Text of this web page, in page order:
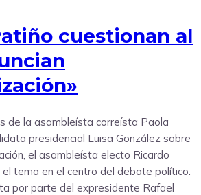
cuestionan al
de la asambleísta correísta Paola
presidencial Luisa González sobre
el asambleísta electo Ricardo
tema en el centro del debate político.
por parte del expresidente Rafael